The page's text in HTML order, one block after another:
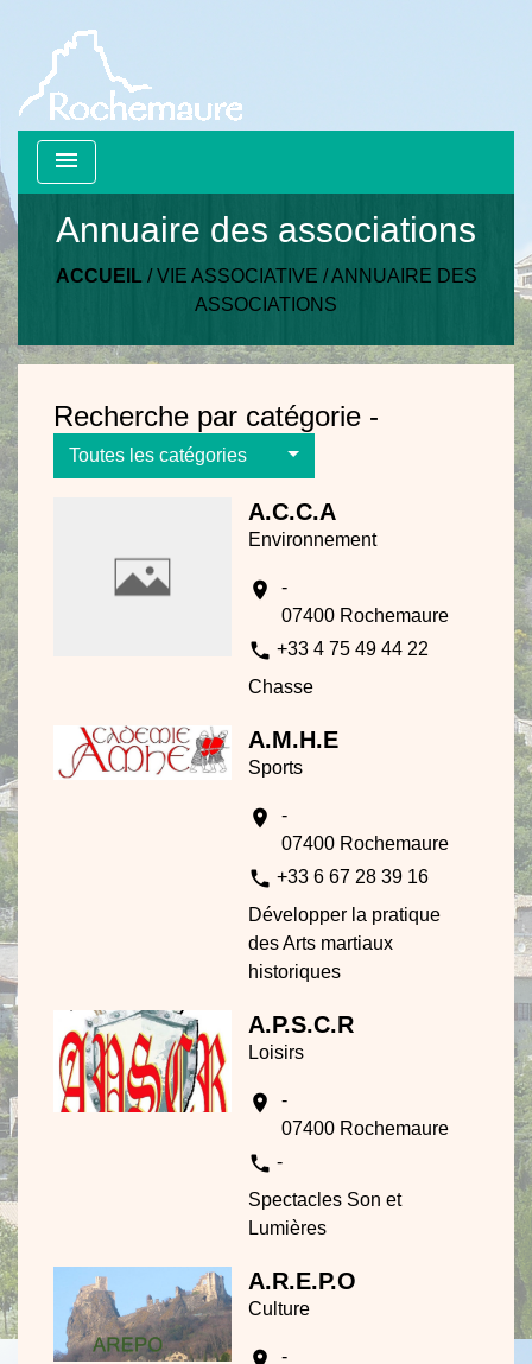
menu
Annuaire des associations
ACCUEIL /VIE ASSOCIATIVE /ANNUAIRE DES
ASSOCIATIONS
Recherche par catégorie -
Toutes les catégories
A.C.C.A
Environnement
location_on
-
07400 Rochemaure
phone +33 4 75 49 44 22
Chasse
A.M.H.E
Sports
location_on
-
07400 Rochemaure
phone +33 6 67 28 39 16
Développer la pratique
des Arts martiaux
historiques
A.P.S.C.R
Loisirs
location_on
-
07400 Rochemaure
phone -
Spectacles Son et
Lumières
A.R.E.P.O
Culture
location_on
-